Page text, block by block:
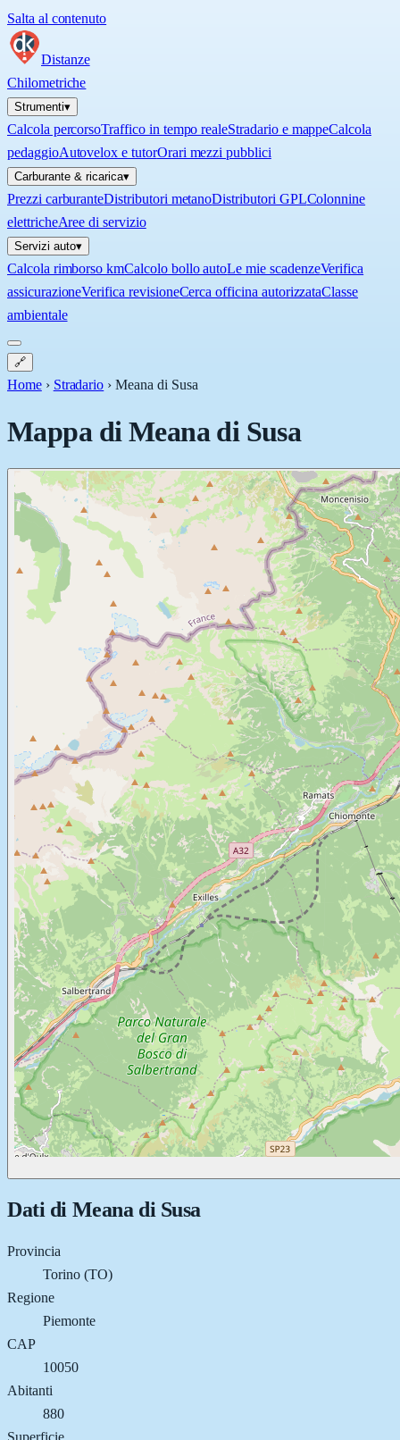
Salta al contenuto
Distanze
Chilometriche
Strumenti▾
Calcola percorsoTraffico in tempo realeStradario e mappeCalcola
pedaggioAutovelox e tutorOrari mezzi pubblici
Carburante & ricarica▾
Prezzi carburanteDistributori metanoDistributori GPLColonnine
elettricheAree di servizio
Servizi auto▾
Calcola rimborso kmCalcolo bollo autoLe mie scadenzeVerifica
assicurazioneVerifica revisioneCerca officina autorizzataClasse
ambientale
🔗
Home › Stradario ›Meana di Susa
Mappa diMeana di Susa
Dati di Meana di Susa
Provincia
Torino (TO)
Regione
Piemonte
CAP
10050
Abitanti
880
Superficie